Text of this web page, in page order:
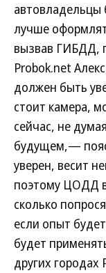
автовладельцы
лучше
вызвав ГИБДД,
Probok.net
должен быть
стоит камера,
сейчас, не
будущем,—
уверен, весит
поэтому ЦОДД в
сколько
если опыт
будет
других городах